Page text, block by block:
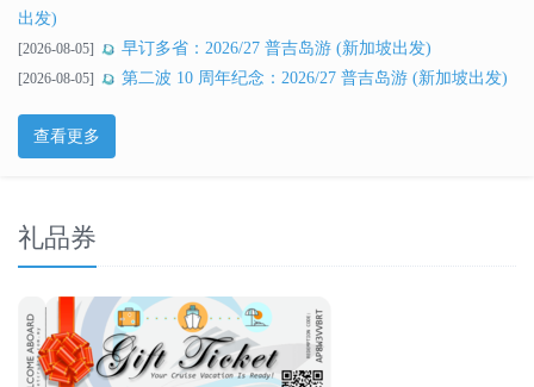
出发)
[2026-08-05] 早订多省：2026/27 普吉岛游 (新加坡出发)
[2026-08-05] 第二波 10 周年纪念：2026/27 普吉岛游 (新加坡出发)
查看更多
礼品券